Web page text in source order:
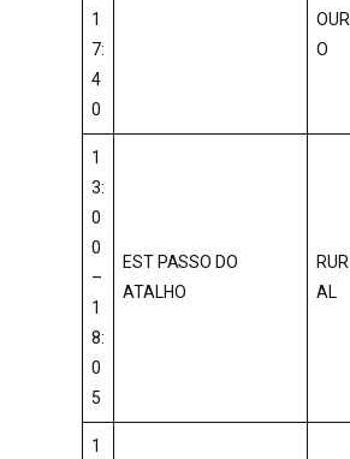
1
7:
4
0
OUR
O
1
3:
0
0
–
1
8:
0
5
EST PASSO DO
ATALHO
RUR
AL
1